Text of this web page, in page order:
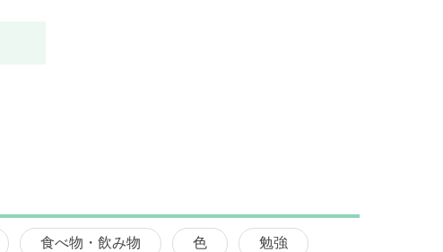
食べ物・飲み物 色 勉強